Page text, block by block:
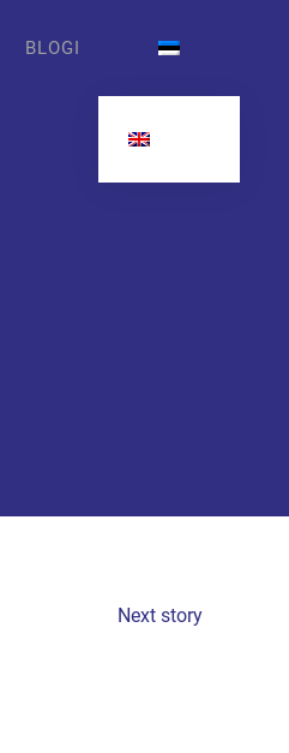
BLOGI
Next story